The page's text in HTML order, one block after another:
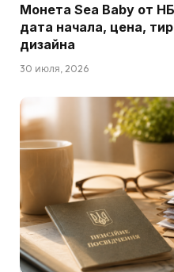
Монета Sea Baby от
дата начала, цена,
дизайна
30 июля, 2026